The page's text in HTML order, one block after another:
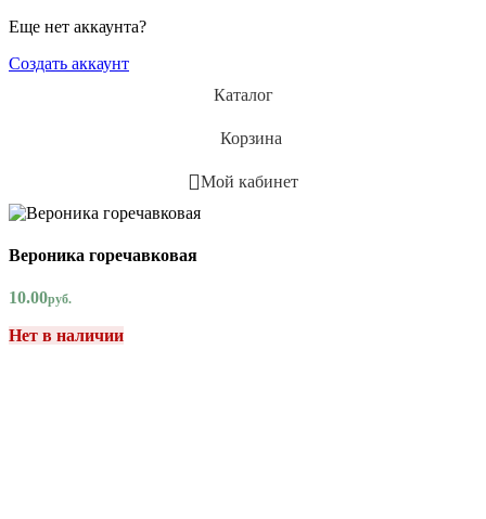
Еще нет аккаунта?
Создать аккаунт
Каталог
Корзина
Мой кабинет
Вероника горечавковая
10.00руб.
Нет в наличии